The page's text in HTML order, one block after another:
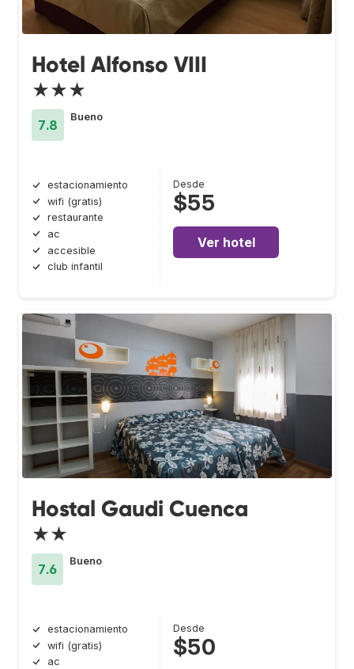
Hotel Alfonso VIII
★★★
7.8
Bueno
estacionamiento
wifi (gratis)
restaurante
ac
accesible
club infantil
Desde
$55
Ver hotel
Hostal Gaudi Cuenca
★★
7.6
Bueno
estacionamiento
wifi (gratis)
ac
Desde
$50